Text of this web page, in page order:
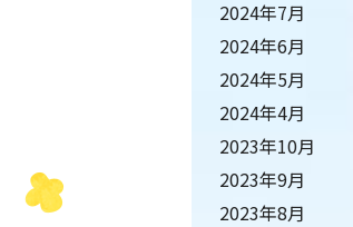
2024年7月
2024年6月
2024年5月
2024年4月
2023年10月
2023年9月
2023年8月